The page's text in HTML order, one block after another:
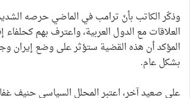
وذكّر الكاتب بأنّ ترامب في الماضي حرصه
العلاقات مع الدول العربية، واعترف بهم كحلفاء
المؤكد أن هذه القضية ستؤثر على وضع إيران
بشكل عام.
على صعيد آخر، اعتبر المحلل السياسي حنيف